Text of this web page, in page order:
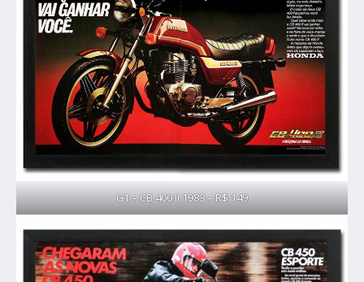
G1 – CB 400 II 1983 – R$ 149